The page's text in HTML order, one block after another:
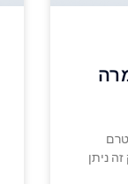
טרם
ניתן